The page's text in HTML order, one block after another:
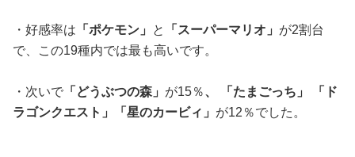
・好感率は 「ポケモン」 と 「スーパーマリオ」 が2割台
で、この19種内では最も高いです。
・次いで 「どうぶつの森」 が15％、 「たまごっち」 「ド
ラゴンクエスト」「星のカービィ」 が12％でした。